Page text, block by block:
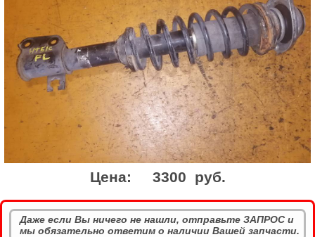
Цена: 3300 руб.
Даже если Вы ничего не нашли, отправьте ЗАПРОС и
мы обязательно ответим о наличии Вашей запчасти.